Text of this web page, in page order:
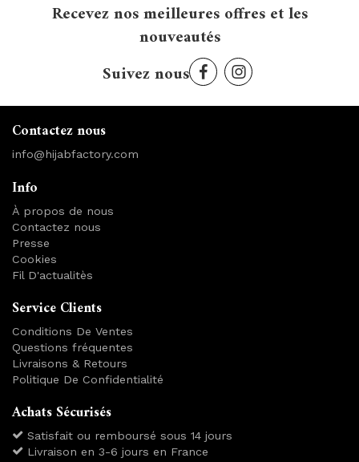
Recevez nos meilleures offres et les
nouveautés
Suivez nous
Contactez nous
info@hijabfactory.com
Info
À propos de nous
Contactez nous
Presse
Cookies
Fil D'actualitès
Service Clients
Conditions De Ventes
Questions fréquentes
Livraisons & Retours
Politique De Confidentialité
Achats Sécurisés
Satisfait ou remboursé sous 14 jours
Livraison en 3-6 jours en France